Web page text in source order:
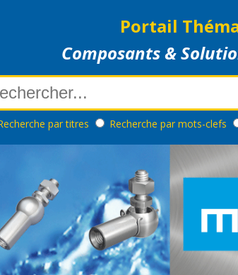
Portail
Composants &
par titres Recherche par mots-clefs